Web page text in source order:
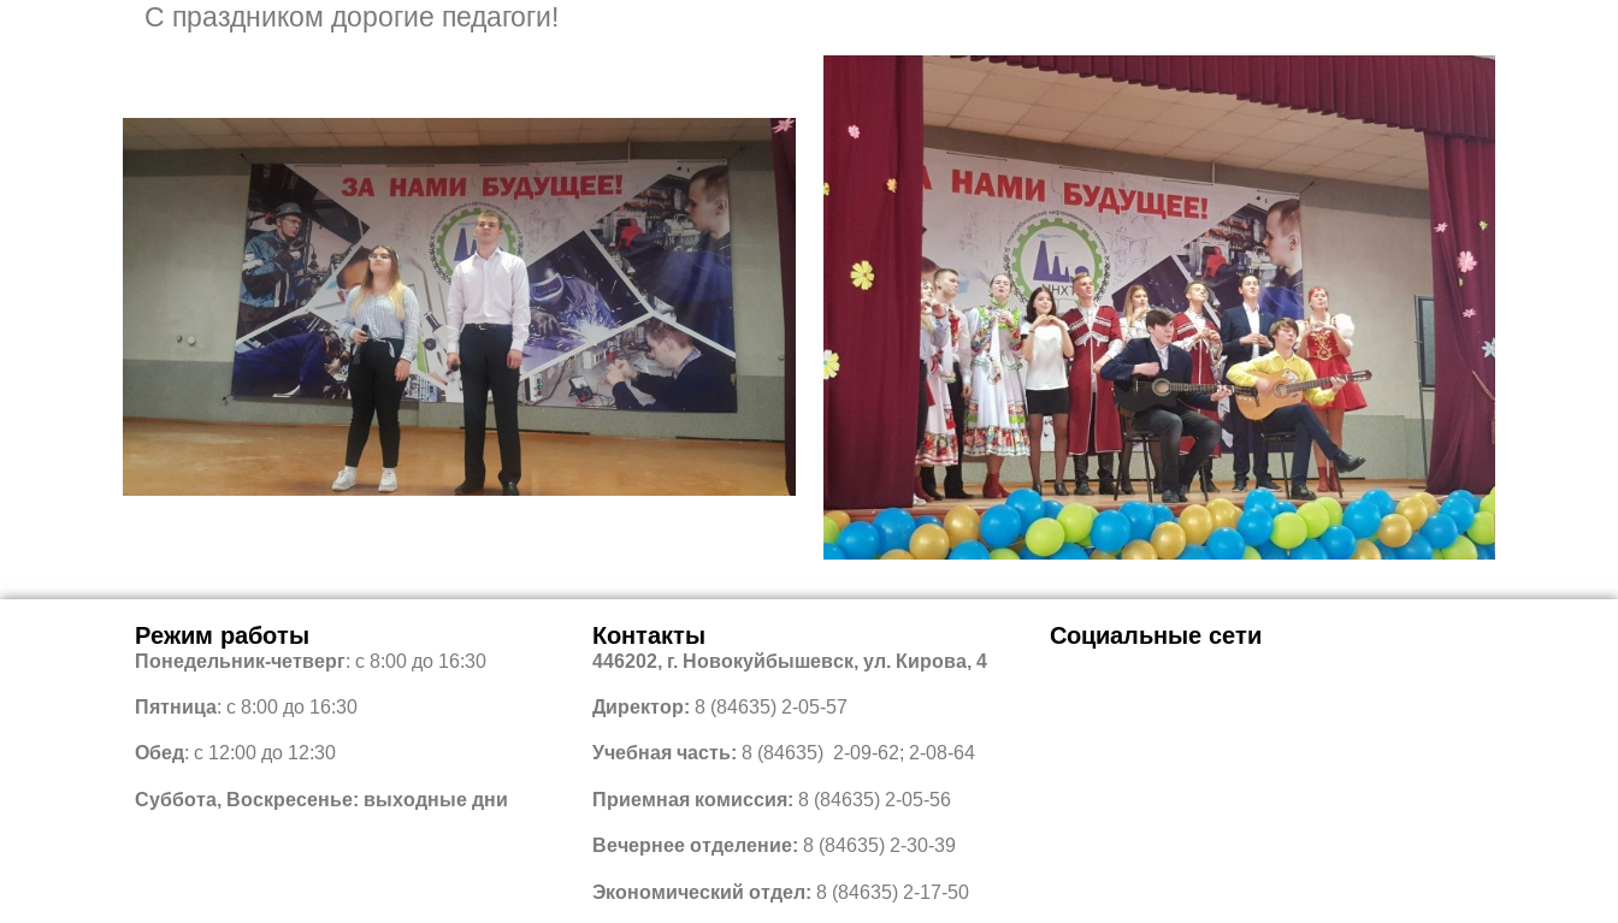
С праздником дорогие педагоги!
Режим работы
Понедельник-четверг: с 8:00 до 16:30
Пятница: с 8:00 до 16:30
Обед: с 12:00 до 12:30
Суббота, Воскресенье: выходные дни
Контакты
446202, г. Новокуйбышевск, ул. Кирова, 4
Директор: 8 (84635) 2-05-57
Учебная часть: 8 (84635) 2-09-62; 2-08-64
Приемная комиссия: 8 (84635) 2-05-56
Вечернее отделение: 8 (84635) 2-30-39
Экономический отдел: 8 (84635) 2-17-50
Социальные сети